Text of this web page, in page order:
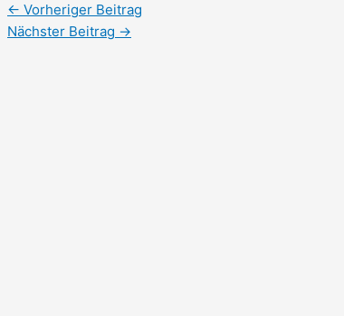
← Vorheriger Beitrag
Nächster Beitrag →